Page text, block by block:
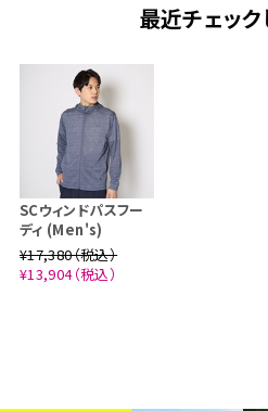
最近チェッ
SCウィンドパスフー
ディ (Men's)
¥17,380（税込）
¥13,904（税込）